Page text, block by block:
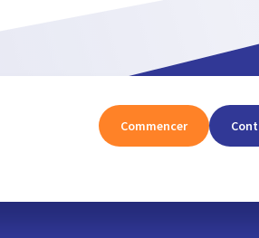
Commencer